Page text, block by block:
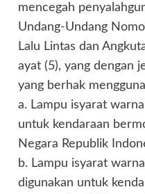
mencegah
Undang-Undang
Lalu Lintas dan
ayat (5), yang dengan
yang berhak
a. Lampu isyarat
untuk kendaraan
Negara Republik
b. Lampu isyarat
digunakan untuk